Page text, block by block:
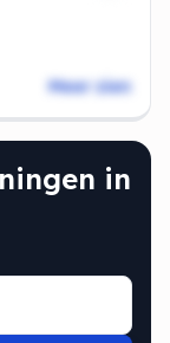
Meer zien
in